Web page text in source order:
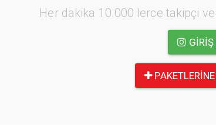
Her dakika 10.000 lerce takipçi
GIRIŞ